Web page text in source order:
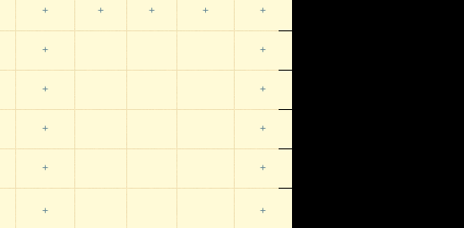
+ + + + +
+ +
+ +
+ +
+ +
+ +